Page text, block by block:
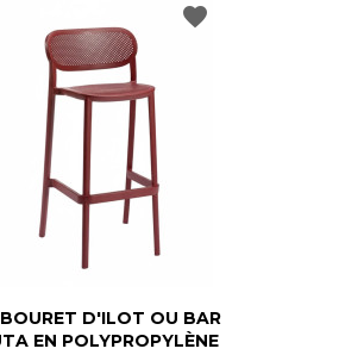
D'ILOT OU BAR
EN POLYPROPYLÈNE
favorite